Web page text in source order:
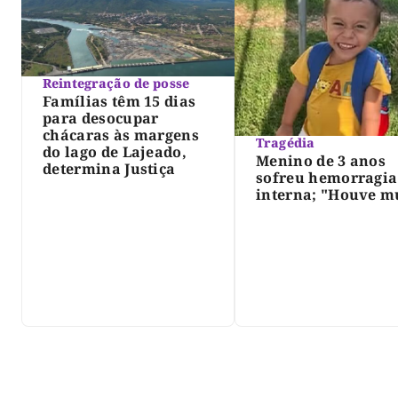
Reintegração de posse
Famílias têm 15 dias
para desocupar
chácaras às margens
do lago de Lajeado,
determina Justiça
Tragédia
Menino de 3 anos
sofreu hemorragia
interna; "Houve